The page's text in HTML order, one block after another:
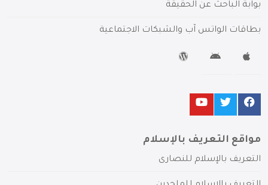
بوابة الباحث عن الحقيقة
بطاقات الواتس آب والشبكات الاجتماعية
مواقع التعريف بالإسلام
التعريف بالإسلام للنصارى